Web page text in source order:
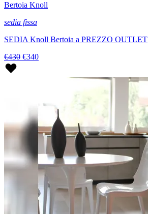
Bertoia Knoll
sedia fissa
SEDIA Knoll Bertoia a PREZZO OUTLET
€430 €340